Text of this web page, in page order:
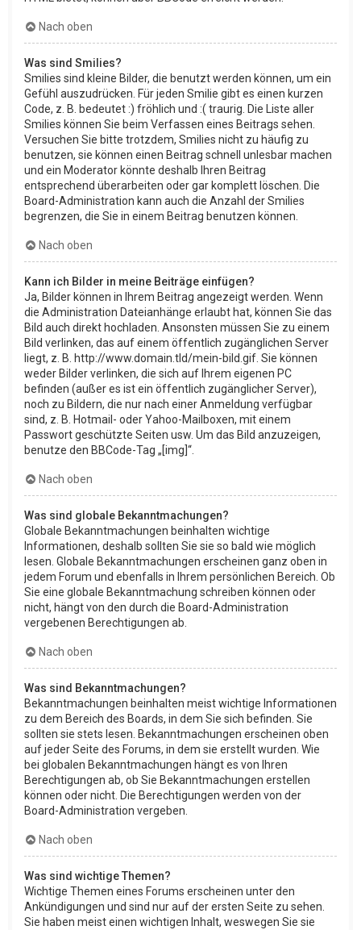
Nach oben
Was sind Smilies?
Smilies sind kleine Bilder, die benutzt werden können, um ein
Gefühl auszudrücken. Für jeden Smilie gibt es einen kurzen
Code, z. B. bedeutet :) fröhlich und :( traurig. Die Liste aller
Smilies können Sie beim Verfassen eines Beitrags sehen.
Versuchen Sie bitte trotzdem, Smilies nicht zu häufig zu
benutzen, sie können einen Beitrag schnell unlesbar machen
und ein Moderator könnte deshalb Ihren Beitrag
entsprechend überarbeiten oder gar komplett löschen. Die
Board-Administration kann auch die Anzahl der Smilies
begrenzen, die Sie in einem Beitrag benutzen können.
Nach oben
Kann ich Bilder in meine Beiträge einfügen?
Ja, Bilder können in Ihrem Beitrag angezeigt werden. Wenn
die Administration Dateianhänge erlaubt hat, können Sie das
Bild auch direkt hochladen. Ansonsten müssen Sie zu einem
Bild verlinken, das auf einem öffentlich zugänglichen Server
liegt, z. B. http://www.domain.tld/mein-bild.gif. Sie können
weder Bilder verlinken, die sich auf Ihrem eigenen PC
befinden (außer es ist ein öffentlich zugänglicher Server),
noch zu Bildern, die nur nach einer Anmeldung verfügbar
sind, z. B. Hotmail- oder Yahoo-Mailboxen, mit einem
Passwort geschützte Seiten usw. Um das Bild anzuzeigen,
benutze den BBCode-Tag „[img]“.
Nach oben
Was sind globale Bekanntmachungen?
Globale Bekanntmachungen beinhalten wichtige
Informationen, deshalb sollten Sie sie so bald wie möglich
lesen. Globale Bekanntmachungen erscheinen ganz oben in
jedem Forum und ebenfalls in Ihrem persönlichen Bereich. Ob
Sie eine globale Bekanntmachung schreiben können oder
nicht, hängt von den durch die Board-Administration
vergebenen Berechtigungen ab.
Nach oben
Was sind Bekanntmachungen?
Bekanntmachungen beinhalten meist wichtige Informationen
zu dem Bereich des Boards, in dem Sie sich befinden. Sie
sollten sie stets lesen. Bekanntmachungen erscheinen oben
auf jeder Seite des Forums, in dem sie erstellt wurden. Wie
bei globalen Bekanntmachungen hängt es von Ihren
Berechtigungen ab, ob Sie Bekanntmachungen erstellen
können oder nicht. Die Berechtigungen werden von der
Board-Administration vergeben.
Nach oben
Was sind wichtige Themen?
Wichtige Themen eines Forums erscheinen unter den
Ankündigungen und sind nur auf der ersten Seite zu sehen.
Sie haben meist einen wichtigen Inhalt, weswegen Sie sie